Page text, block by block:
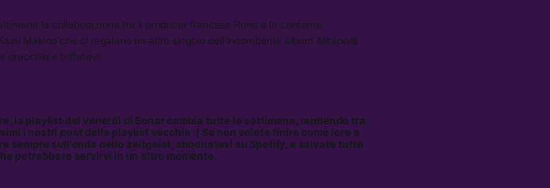
la collaborazione tra il producer francese Rone e la cantante
Makino che ci regalano un altro singolo dell’incombente album Mirapolis
orecchie e tuffatevi!
la playlist del venerdì di Sonar cambia tutte le settimane, rendendo tra
i nostri post delle playlist vecchie :( Se non volete finire come loro e
sempre sull’onda dello zeitgeist, abbonatevi su Spotify, e salvate tutte
potrebbero servirvi in un altro momento.